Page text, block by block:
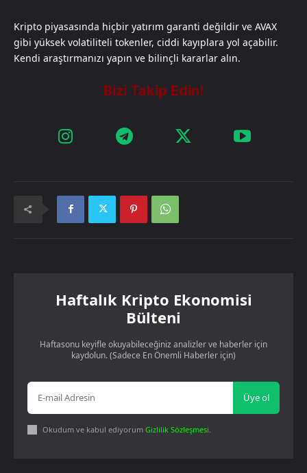
Kripto piyasasında hiçbir yatırım garanti değildir ve AVAX
gibi yüksek volatiliteli tokenler, ciddi kayıplara yol açabilir.
Kendi araştırmanızı yapın ve bilinçli kararlar alın.
Haftalık Kripto Ekonomisi
Bülteni
Haftasonu keyifle okuyabileceğiniz analizler ve haberler için
kaydolun. (Sadece En Önemli Haberler için)
Üye ol
Okudum ve kabul ediyorum Gizlilik Sözleşmesi